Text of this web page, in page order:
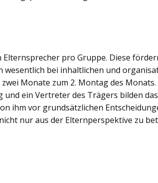
pro Gruppe. Diese
wesentlich bei inhaltlichen und
Monate zum 2. Montag des
ein Vertreter des Trägers bilden
ihm vor grundsätzlichen
nur aus der Elternperspektive zu